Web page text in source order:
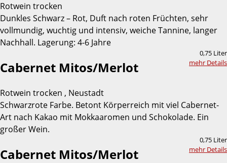
Rotwein trocken
Dunkles Schwarz – Rot, Duft nach roten Früchten, sehr
vollmundig, wuchtig und intensiv, weiche Tannine, langer
Nachhall. Lagerung: 4-6 Jahre
0,75 Liter
mehr Details
Cabernet Mitos/Merlot
Rotwein trocken , Neustadt
Schwarzrote Farbe. Betont Körperreich mit viel Cabernet-
Art nach Kakao mit Mokkaaromen und Schokolade. Ein
großer Wein.
0,75 Liter
mehr Details
Cabernet Mitos/Merlot